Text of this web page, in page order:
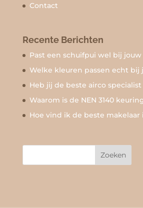
Contact
Recente Berichten
Past een schuifpui wel bij jouw
Welke kleuren passen echt bij
Heb jij de beste airco
Waarom is de NEN 3140
Hoe vind ik de beste makelaar